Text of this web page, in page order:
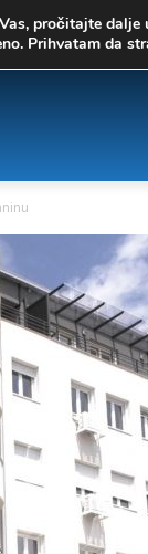
pročitajte
Prihvatam da